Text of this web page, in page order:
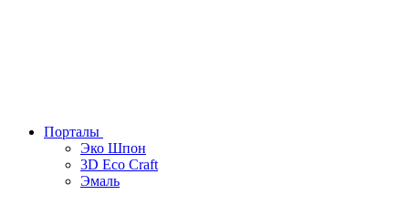
Порталы
Эко Шпон
3D Eco Craft
Эмаль